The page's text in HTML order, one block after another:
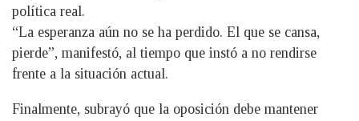
política real.
“La esperanza aún no se ha perdido. El que se cansa,
pierde”, manifestó, al tiempo que instó a no rendirse
frente a la situación actual.
Finalmente, subrayó que la oposición debe mantener